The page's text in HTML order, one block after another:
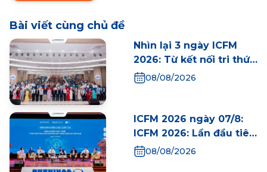
Bài viết cùng chủ đề
Nhìn lại 3 ngày ICFM
2026: Từ kết nối tri thức
đến những dấu mốc
08/08/2026
ICFM 2026 ngày 07/8:
ICFM 2026: Lần đầu tiên
Việt Nam tổ chức Diễn
08/08/2026